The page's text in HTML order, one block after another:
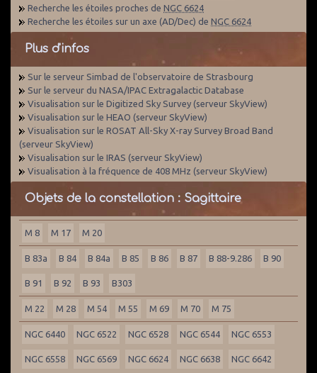
Recherche les étoiles proches de NGC 6624
Recherche les étoiles sur un axe (AD/Dec) de NGC 6624
Plus d'infos
Sur le serveur Simbad de l'observatoire de Strasbourg
Sur le serveur du NASA/IPAC Extragalactic Database
Visualisation sur le Digitized Sky Survey (serveur SkyView)
Visualisation sur le HEAO (serveur SkyView)
Visualisation sur le ROSAT All-Sky X-ray Survey Broad Band
(serveur SkyView)
Visualisation sur le IRAS (serveur SkyView)
Visualisation à la fréquence de 408 MHz (serveur SkyView)
Objets de la constellation : Sagittaire
M 8 M 17 M 20
B 83a B 84 B 84a B 85 B 86 B 87 B 88-9.286 B 90
B 91 B 92 B 93 B303
M 22 M 28 M 54 M 55 M 69 M 70 M 75
NGC 6440 NGC 6522 NGC 6528 NGC 6544 NGC 6553
NGC 6558 NGC 6569 NGC 6624 NGC 6638 NGC 6642